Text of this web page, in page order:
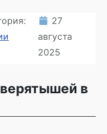
27
августа
2025
в